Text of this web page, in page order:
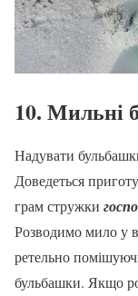
10. Мильні
Надувати
Доведеться
грам стружки
Розводимо мило у
ретельно
бульбашки. Якщо